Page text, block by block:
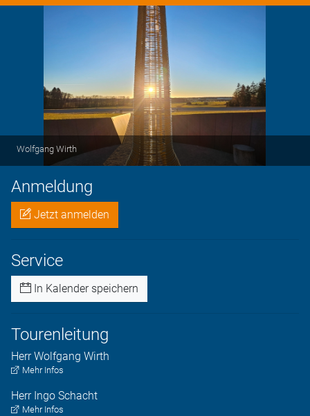
Wolfgang Wirth
Anmeldung
Jetzt anmelden
Service
In Kalender speichern
Tourenleitung
Herr Wolfgang Wirth
Mehr Infos
Herr Ingo Schacht
Mehr Infos